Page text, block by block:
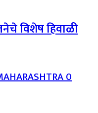
विशेष हिवाळी
0